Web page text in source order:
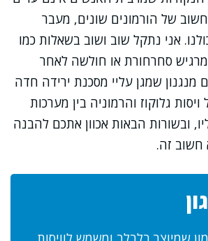
של הורמונים שונים, מעבר
אני נתקל שוב ושוב בשאלות כמו
סחרחורת או חולשה לאחר
מנגנון שמגן עליי מסכנת ירידה חדה
גלוקוז והרמוניה בין מערכות
ובשורות הבאות אכוון אתכם להבנה
חשוב זה.